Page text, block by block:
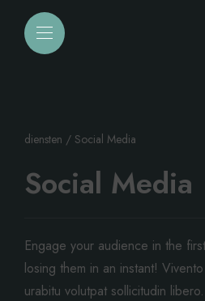
diensten / Social Media
Social Media
Engage your audience in the
losing them in an instant!
urabitu volutpat sollicitudin libero.